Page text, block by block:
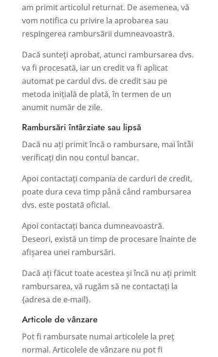
am primit articolul returnat. De asemenea, vă
vom notifica cu privire la aprobarea sau
respingerea rambursării dumneavoastră.
Dacă sunteți aprobat, atunci rambursarea dvs.
va fi procesată, iar un credit va fi aplicat
automat pe cardul dvs. de credit sau pe
metoda inițială de plată, în termen de un
anumit număr de zile.
Rambursări întârziate sau lipsă
Dacă nu ați primit încă o rambursare, mai întâi
verificați din nou contul bancar.
Apoi contactați compania de carduri de credit,
poate dura ceva timp până când rambursarea
dvs. este postată oficial.
Apoi contactați banca dumneavoastră.
Deseori, există un timp de procesare înainte de
afișarea unei rambursări.
Dacă ați făcut toate acestea și încă nu ați primit
rambursarea, vă rugăm să ne contactați la
{adresa de e-mail}.
Articole de vânzare
Pot fi rambursate numai articolele la preț
normal. Articolele de vânzare nu pot fi